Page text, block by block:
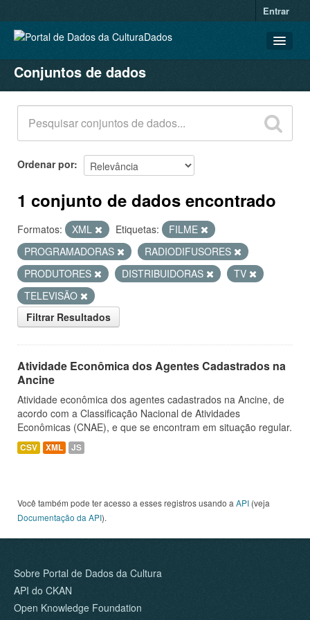
Entrar
CONJUNTOS DE DADOS
ORGANIZAÇÕES
GRUPOS
SOBRE
Conjuntos de dados
Ordenar por
1 conjunto de dados encontrado
Formatos: XML Etiquetas:
FILME
PROGRAMADORAS
RADIODIFUSORES
PRODUTORES
DISTRIBUIDORAS
TV
TELEVISÃO
Filtrar Resultados
Atividade Econômica dos Agentes Cadastrados na
Ancine
Atividade econômica dos agentes cadastrados na Ancine, de
acordo com a Classificação Nacional de Atividades
Econômicas (CNAE), e que se encontram em situação regular.
CSV XML JS
Você também pode ter acesso a esses registros usando a API (veja
Documentação da API).
Sobre Portal de Dados da Cultura
API do CKAN
Open Knowledge Foundation